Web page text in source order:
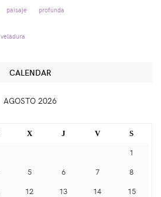
paisaje profunda
veladura
CALENDAR
AGOSTO 2026
X J V S
1
5 6 7
8
12 13 14
15